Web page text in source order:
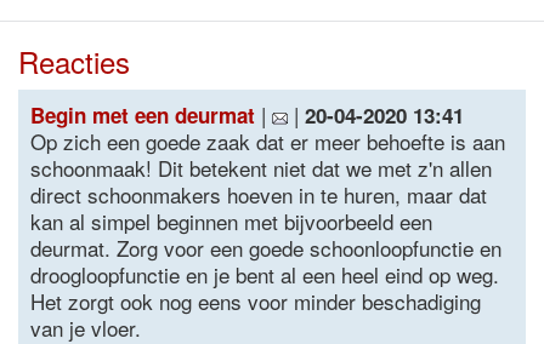
Reacties
Begin met een deurmat | | 20-04-2020 13:41
Op zich een goede zaak dat er meer behoefte is aan
schoonmaak! Dit betekent niet dat we met z'n allen
direct schoonmakers hoeven in te huren, maar dat
kan al simpel beginnen met bijvoorbeeld een
deurmat. Zorg voor een goede schoonloopfunctie en
droogloopfunctie en je bent al een heel eind op weg.
Het zorgt ook nog eens voor minder beschadiging
van je vloer.